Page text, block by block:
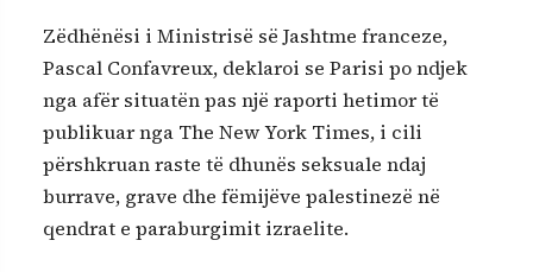
Zëdhënësi i Ministrisë së Jashtme franceze,
Pascal Confavreux, deklaroi se Parisi po ndjek
nga afër situatën pas një raporti hetimor të
publikuar nga The New York Times, i cili
përshkruan raste të dhunës seksuale ndaj
burrave, grave dhe fëmijëve palestinezë në
qendrat e paraburgimit izraelite.